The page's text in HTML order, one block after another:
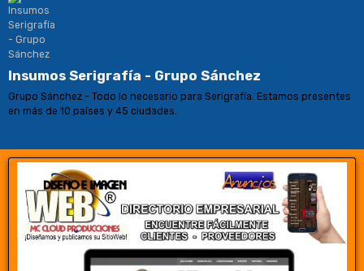
Insumos Serigrafía - Grupo Sánchez
Grupo Sánchez - Todo lo necesario para Serigrafía. Estamos presentes
en más de 10 países y 45 ciudades.